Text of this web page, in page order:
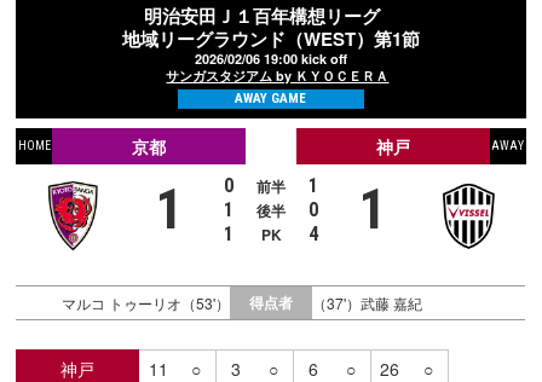
明治安田Ｊ１百年構想リーグ
地域リーグラウンド（WEST）第1節
2026/02/06 19:00 kick off
サンガスタジアム by ＫＹＯＣＥＲＡ
AWAY GAME
HOME 京都 AWAY
神戸
1 0 前半
1
1
後半
0
1
PK 4 1
マルコ トゥーリオ（53'） 得点者 （37'）武藤 嘉紀
神戸 11 ○ 3 ○ 6 ○ 26 ○